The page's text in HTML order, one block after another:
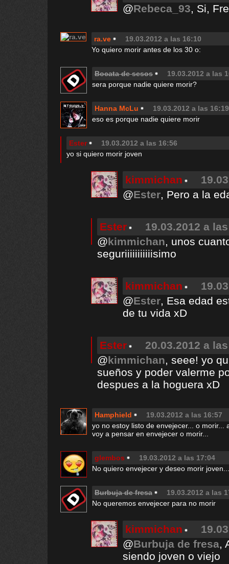
@Rebeca_93, Si,
ra.ve
19.03.2012 a las 16:10
Yo quiero morir antes de los 30 o:
Bocata de sesos
19.03.2012 a las
sera porque nadie quiere morir?
Hanna McLu
19.03.2012 a las 16:19
eso es porque nadie quiere morir
Ester
19.03.2012 a las 16:56
yo si quiero morir joven
kimmichan
@Ester, Pero a la
Ester
19.03.2012 a
@kimmichan, unos
seguriiiiiiiiiiisimo
kimmichan
@Ester, Esa edad
de tu vida xD
Ester
20.03.2012 a
@kimmichan, seee! yo
sueños y poder valerme
despues a la hoguera xD
Hamphield
19.03.2012 a las 16:57
yo no estoy listo de envejecer... o
voy a pensar en envejecer o morir...
glembos
19.03.2012 a las 17:04
No quiero envejecer y deseo morir
Burbuja de fresa
19.03.2012 a las
No queremos envejecer para no morir
kimmichan
@Burbuja de fresa,
siendo joven o viejo